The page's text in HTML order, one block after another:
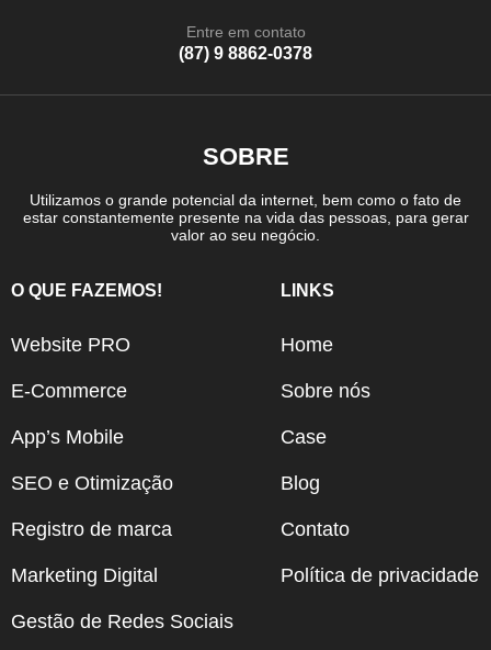
Entre em contato
(87) 9 8862-0378
SOBRE
Utilizamos o grande potencial da internet, bem como o fato de
estar constantemente presente na vida das pessoas, para gerar
valor ao seu negócio.
O QUE FAZEMOS!
Website PRO
E-Commerce
App’s Mobile
SEO e Otimização
Registro de marca
Marketing Digital
Gestão de Redes Sociais
LINKS
Home
Sobre nós
Case
Blog
Contato
Política de privacidade